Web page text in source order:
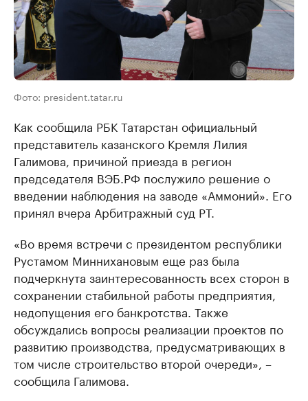
Фото: president.tatar.ru
Как сообщила РБК Татарстан официальный
представитель казанского Кремля Лилия
Галимова, причиной приезда в регион
председателя ВЭБ.РФ послужило решение о
введении наблюдения на заводе «Аммоний». Его
принял вчера Арбитражный суд РТ.
«Во время встречи с президентом республики
Рустамом Миннихановым еще раз была
подчеркнута заинтересованность всех сторон в
сохранении стабильной работы предприятия,
недопущения его банкротства. Также
обсуждались вопросы реализации проектов по
развитию производства, предусматривающих в
том числе строительство второй очереди», –
сообщила Галимова.